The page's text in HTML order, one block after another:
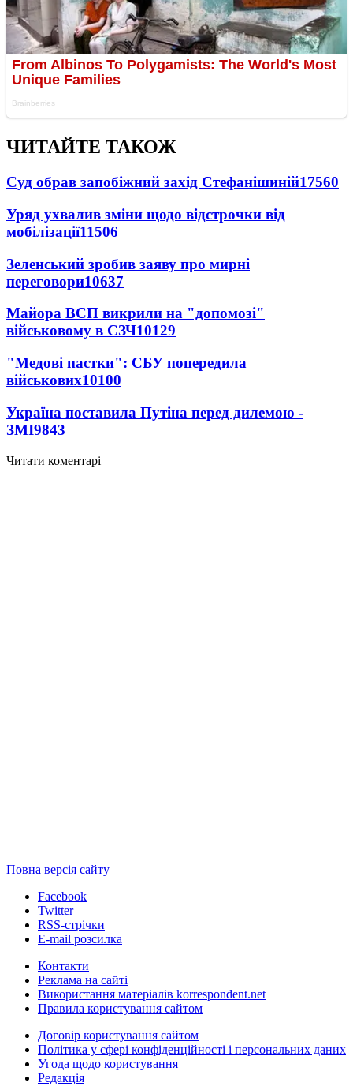
ЧИТАЙТЕ ТАКОЖ
Суд обрав запобіжний захід Стефанішиній17560
Уряд ухвалив зміни щодо відстрочки від
мобілізації11506
Зеленський зробив заяву про мирні
переговори10637
Майора ВСП викрили на "допомозі"
військовому в СЗЧ10129
"Медові пастки": СБУ попередила
військових10100
Україна поставила Путіна перед дилемою -
ЗМІ9843
Читати коментарі
Повна версія сайту
Facebook
Twitter
RSS-стрічки
E-mail розсилка
Контакти
Реклама на сайті
Використання матеріалів korrespondent.net
Правила користування сайтом
Договір користування сайтом
Політика у сфері конфіденційності і персональних даних
Угода щодо користування
Редакція